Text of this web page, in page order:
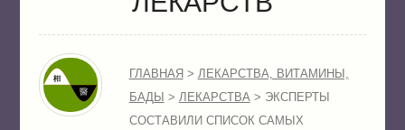
ГЛАВНАЯ > ЛЕКАРСТВА, ВИТАМИНЫ,
БАДЫ > ЛЕКАРСТВА> ЭКСПЕРТЫ
СОСТАВИЛИ СПИСОК САМЫХ